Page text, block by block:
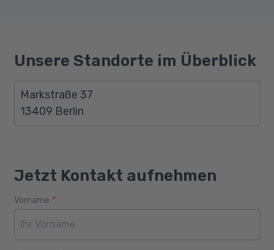
Unsere Standorte im Überblick
Markstraße 37
13409 Berlin
Jetzt Kontakt aufnehmen
Webseite
Alter
Vorname *